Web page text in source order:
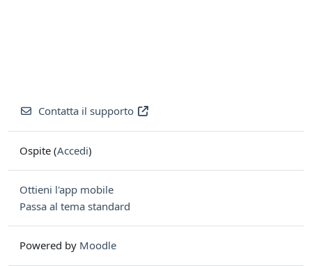
Contatta il supporto
Ospite (Accedi)
Ottieni l'app mobile
Passa al tema standard
Powered by Moodle